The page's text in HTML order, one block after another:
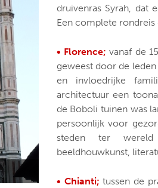
druivenras Syrah, dat
Een complete rondreis
• Florence; vanaf de
geweest door de
en invloedrijke
architectuur een
de Boboli tuinen was
persoonlijk voor
steden ter
beeldhouwkunst,
• Chianti; tussen de